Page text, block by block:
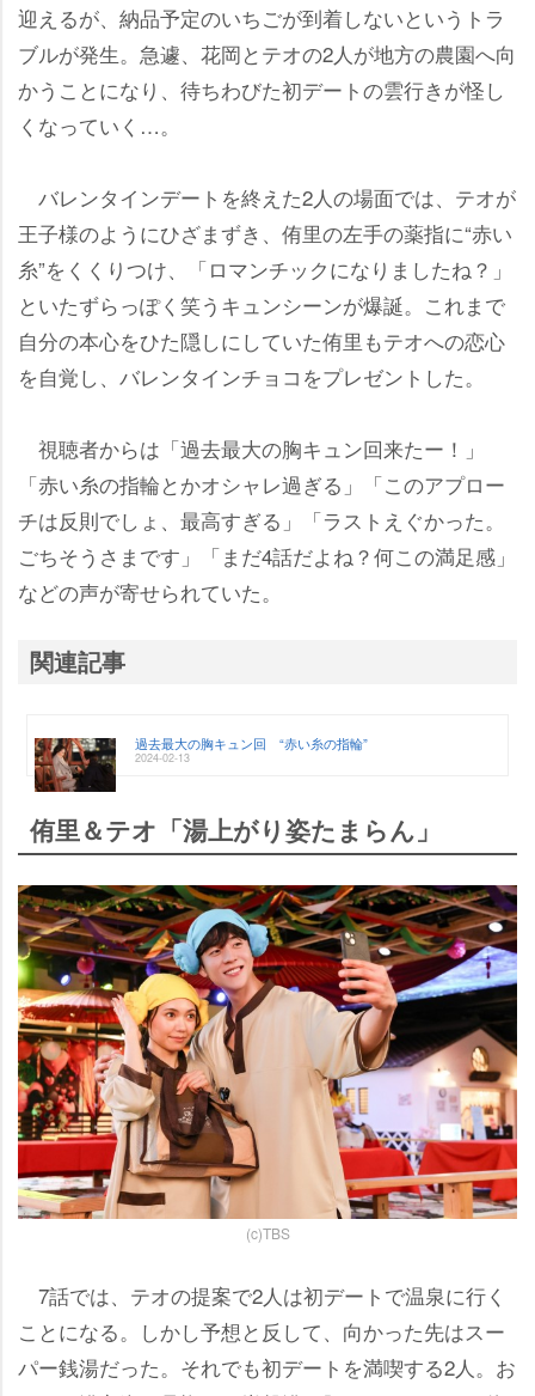
迎えるが、納品予定のいちごが到着しないというトラ
ブルが発生。急遽、花岡とテオの2人が地方の農園へ向
かうことになり、待ちわびた初デートの雲行きが怪し
くなっていく…。
バレンタインデートを終えた2人の場面では、テオが
王子様のようにひざまずき、侑里の左手の薬指に“赤い
糸”をくくりつけ、「ロマンチックになりましたね？」
といたずらっぽく笑うキュンシーンが爆誕。これまで
自分の本心をひた隠しにしていた侑里もテオへの恋心
を自覚し、バレンタインチョコをプレゼントした。
視聴者からは「過去最大の胸キュン回来たー！」
「赤い糸の指輪とかオシャレ過ぎる」「このアプロー
チは反則でしょ、最高すぎる」「ラストえぐかった。
ごちそうさまです」「まだ4話だよね？何この満足感」
などの声が寄せられていた。
関連記事
過去最大の胸キュン回 “赤い糸の指輪”
2024-02-13
侑里＆テオ「湯上がり姿たまらん」
(c)TBS
7話では、テオの提案で2人は初デートで温泉に行く
ことになる。しかし予想と反して、向かった先はスー
パー銭湯だった。それでも初デートを満喫する2人。お